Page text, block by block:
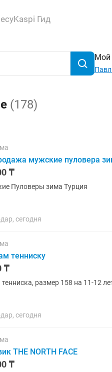
Kaspi Гид
Мой
(178)
мужские пуловера
₸
Пуловеры зима Турция
сегодня
тенниску
₸
размер 158 на 11-12
сегодня
THE NORTH FACE
₸